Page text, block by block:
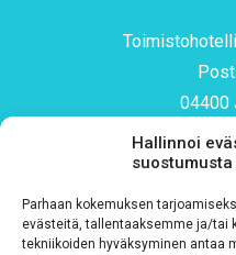
Hallinnoi
suostumusta
Parhaan kokemuksen
evästeitä, tallentaaksemme ja/tai
tekniikoiden hyväksyminen antaa
04400
044